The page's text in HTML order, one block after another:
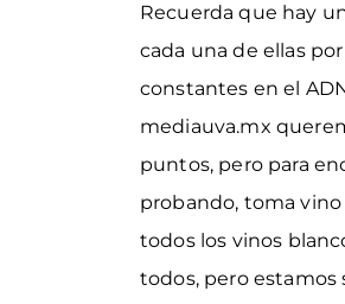
Recuerda que hay
cada una de ellas
constantes en el
mediauva.mx
puntos, pero para
probando, toma
todos los vinos
todos, pero estamos